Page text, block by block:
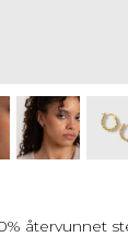
återvunnet